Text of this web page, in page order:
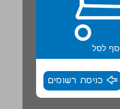
לסל
כניסת רשומים